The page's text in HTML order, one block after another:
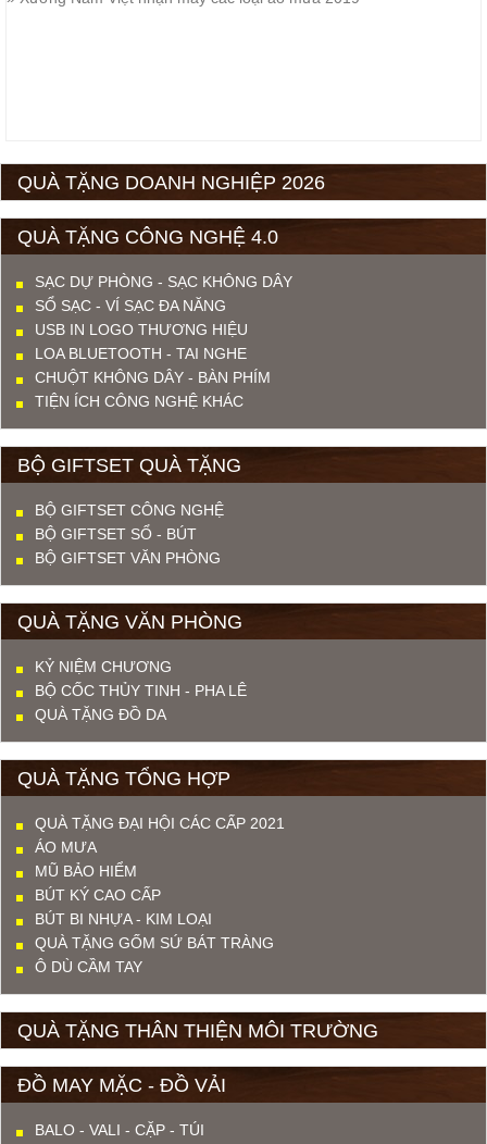
QUÀ TẶNG DOANH NGHIỆP 2026
QUÀ TẶNG CÔNG NGHỆ 4.0
SẠC DỰ PHÒNG - SẠC KHÔNG DÂY
SỔ SẠC - VÍ SẠC ĐA NĂNG
USB IN LOGO THƯƠNG HIỆU
LOA BLUETOOTH - TAI NGHE
CHUỘT KHÔNG DÂY - BÀN PHÍM
TIỆN ÍCH CÔNG NGHỆ KHÁC
BỘ GIFTSET QUÀ TẶNG
BỘ GIFTSET CÔNG NGHỆ
BỘ GIFTSET SỔ - BÚT
BỘ GIFTSET VĂN PHÒNG
QUÀ TẶNG VĂN PHÒNG
KỶ NIỆM CHƯƠNG
BỘ CỐC THỦY TINH - PHA LÊ
QUÀ TẶNG ĐỒ DA
QUÀ TẶNG TỔNG HỢP
QUÀ TẶNG ĐẠI HỘI CÁC CẤP 2021
ÁO MƯA
MŨ BẢO HIỂM
BÚT KÝ CAO CẤP
BÚT BI NHỰA - KIM LOẠI
QUÀ TẶNG GỐM SỨ BÁT TRÀNG
Ô DÙ CẦM TAY
QUÀ TẶNG THÂN THIỆN MÔI TRƯỜNG
ĐỒ MAY MẶC - ĐỒ VẢI
BALO - VALI - CẶP - TÚI